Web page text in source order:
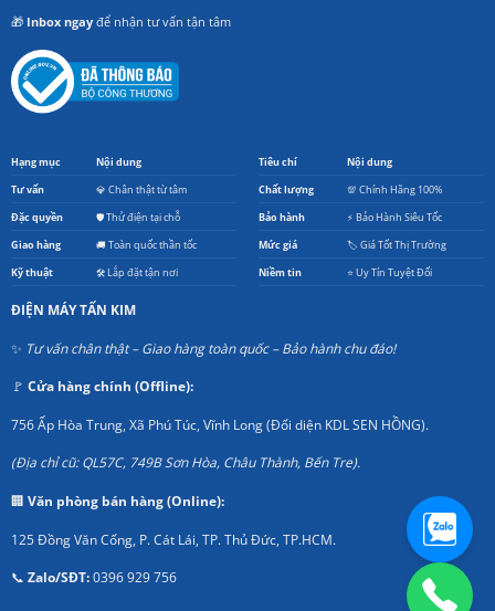
🎁 Inbox ngayđể nhận tư vấn tận tâm
Hạng mục Nội dung
Tư vấn 💎 Chân thật từ tâm
Đặc quyền 🛡️ Thử điện tại chỗ
Giao hàng 🚚 Toàn quốc thần tốc
Kỹ thuật 🛠️ Lắp đặt tận nơi
Tiêu chí Nội dung
Chất lượng 💯 Chính Hãng 100%
Bảo hành ⚡ Bảo Hành Siêu Tốc
Mức giá 🏷️ Giá Tốt Thị Trường
Niềm tin ⭐ Uy Tín Tuyệt Đối
ĐIỆN MÁY TẤN KIM
✨ Tư vấn chân thật – Giao hàng toàn quốc – Bảo hành chu đáo!
🚩 Cửa hàng chính (Offline):
756 Ấp Hòa Trung, Xã Phú Túc, Vĩnh Long (Đối diện KDL SEN HỒNG).
(Địa chỉ cũ: QL57C, 749B Sơn Hòa, Châu Thành, Bến Tre).
🏢 Văn phòng bán hàng (Online):
125 Đồng Văn Cống, P. Cát Lái, TP. Thủ Đức, TP.HCM.
📞 Zalo/SĐT:0396 929 756